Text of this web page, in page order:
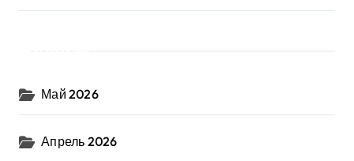
Май 2026
Апрель 2026